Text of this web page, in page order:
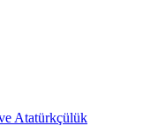
Atatürkçülük